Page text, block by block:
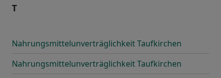
T
Nahrungsmittelunverträglichkeit Taufkirchen
Nahrungsmittelunverträglichkeit Taufkirchen